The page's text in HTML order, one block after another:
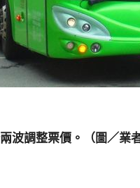
波調整票價。（圖／業